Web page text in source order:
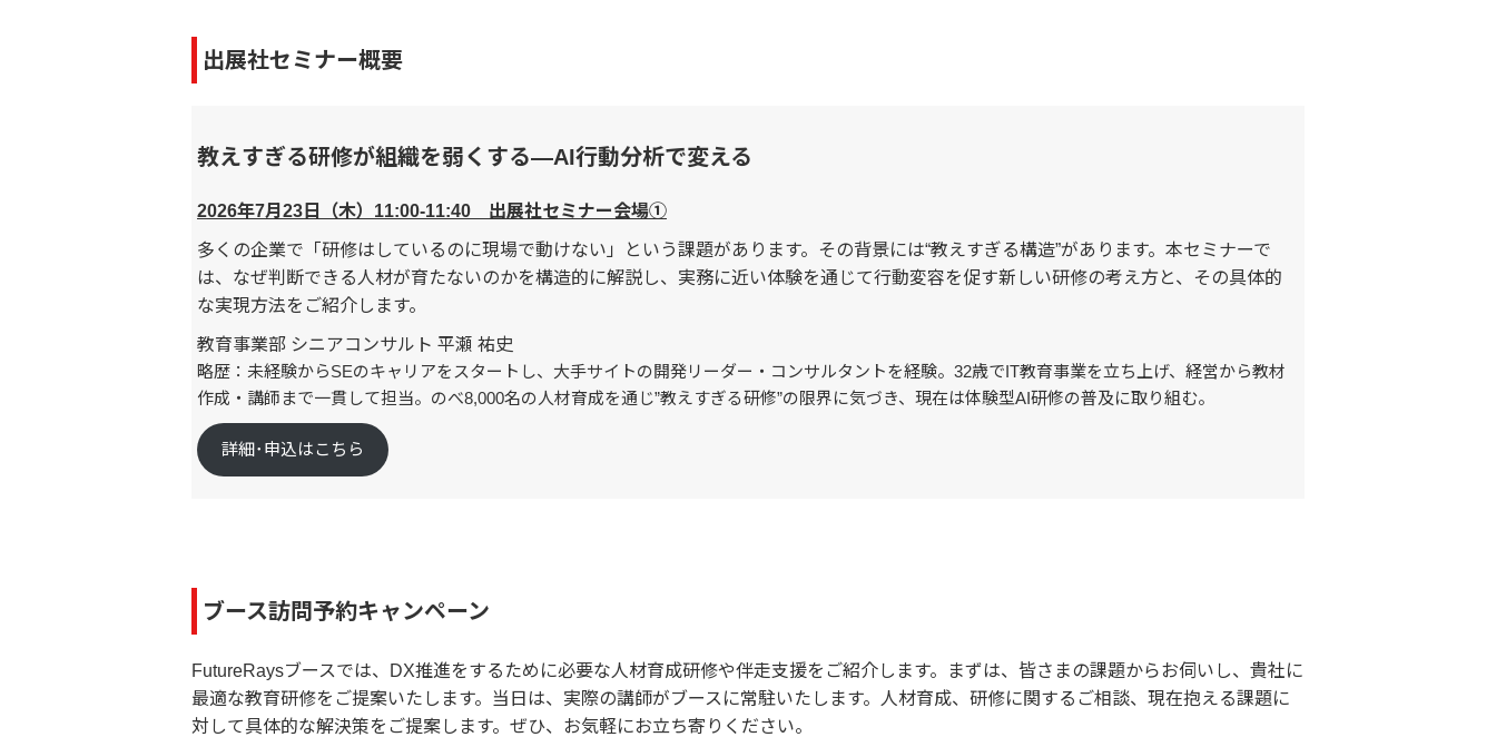
出展社セミナー概要
教えすぎる研修が組織を弱くする―AI行動分析で変える
2026年7月23日（木）11:00-11:40 出展社セミナー会場①
多くの企業で「研修はしているのに現場で動けない」という課題があります。その背景には“教えすぎる構造”があります。本セミナーで
は、なぜ判断できる人材が育たないのかを構造的に解説し、実務に近い体験を通じて行動変容を促す新しい研修の考え方と、その具体的
な実現方法をご紹介します。
教育事業部 シニアコンサルト 平瀬 祐史
略歴：未経験からSEのキャリアをスタートし、大手サイトの開発リーダー・コンサルタントを経験。32歳でIT教育事業を立ち上げ、経営から教材
作成・講師まで一貫して担当。のべ8,000名の人材育成を通じ”教えすぎる研修”の限界に気づき、現在は体験型AI研修の普及に取り組む。
詳細･申込はこちら
ブース訪問予約キャンペーン
FutureRaysブースでは、DX推進をするために必要な人材育成研修や伴走支援をご紹介します。まずは、皆さまの課題からお伺いし、貴社に
最適な教育研修をご提案いたします。当日は、実際の講師がブースに常駐いたします。人材育成、研修に関するご相談、現在抱える課題に
対して具体的な解決策をご提案します。ぜひ、お気軽にお立ち寄りください。